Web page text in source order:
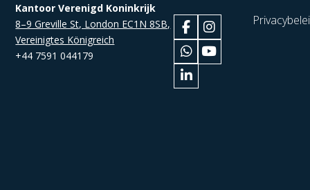
Kantoor Verenigd Koninkrijk
8–9 Greville St, London EC1N 8SB,
Vereinigtes Königreich
+44 7591 044179